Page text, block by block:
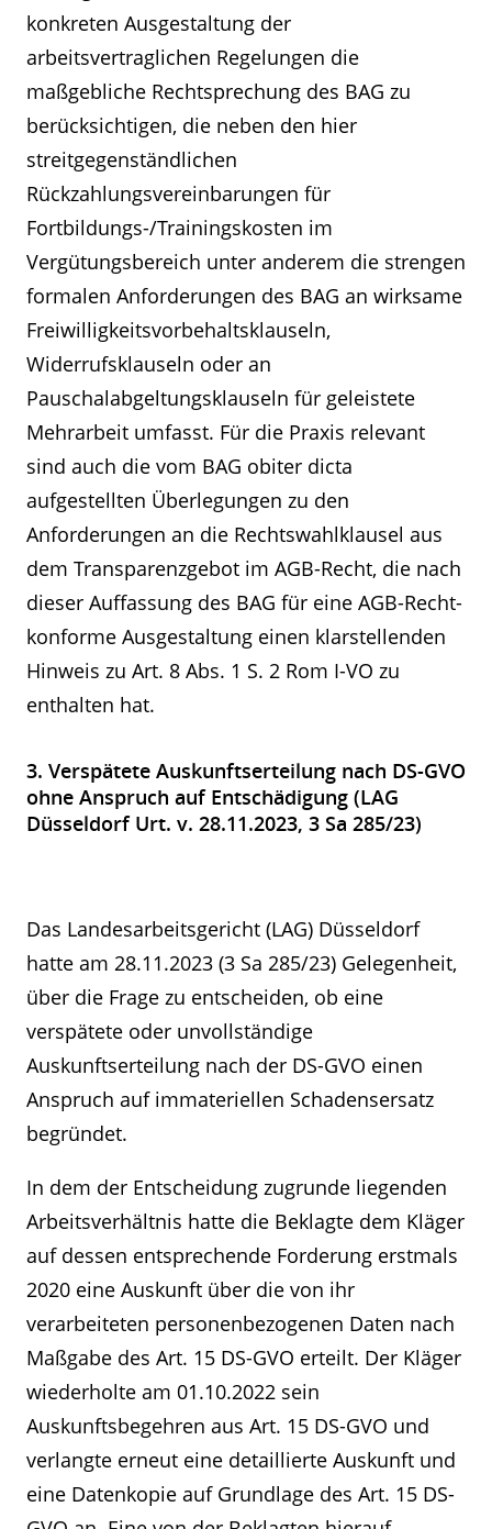
konkreten Ausgestaltung der
arbeitsvertraglichen Regelungen die
maßgebliche Rechtsprechung des BAG zu
berücksichtigen, die neben den hier
streitgegenständlichen
Rückzahlungsvereinbarungen für
Fortbildungs-/Trainingskosten im
Vergütungsbereich unter anderem die strengen
formalen Anforderungen des BAG an wirksame
Freiwilligkeitsvorbehaltsklauseln,
Widerrufsklauseln oder an
Pauschalabgeltungsklauseln für geleistete
Mehrarbeit umfasst. Für die Praxis relevant
sind auch die vom BAG obiter dicta
aufgestellten Überlegungen zu den
Anforderungen an die Rechtswahlklausel aus
dem Transparenzgebot im AGB-Recht, die nach
dieser Auffassung des BAG für eine AGB-Recht-
konforme Ausgestaltung einen klarstellenden
Hinweis zu Art. 8 Abs. 1 S. 2 Rom I-VO zu
enthalten hat.
3. Verspätete Auskunftserteilung nach DS-GVO
ohne Anspruch auf Entschädigung (LAG
Düsseldorf Urt. v. 28.11.2023, 3 Sa 285/23)
Das Landesarbeitsgericht (LAG) Düsseldorf
hatte am 28.11.2023 (3 Sa 285/23) Gelegenheit,
über die Frage zu entscheiden, ob eine
verspätete oder unvollständige
Auskunftserteilung nach der DS-GVO einen
Anspruch auf immateriellen Schadensersatz
begründet.
In dem der Entscheidung zugrunde liegenden
Arbeitsverhältnis hatte die Beklagte dem Kläger
auf dessen entsprechende Forderung erstmals
2020 eine Auskunft über die von ihr
verarbeiteten personenbezogenen Daten nach
Maßgabe des Art. 15 DS-GVO erteilt. Der Kläger
wiederholte am 01.10.2022 sein
Auskunftsbegehren aus Art. 15 DS-GVO und
verlangte erneut eine detaillierte Auskunft und
eine Datenkopie auf Grundlage des Art. 15 DS-